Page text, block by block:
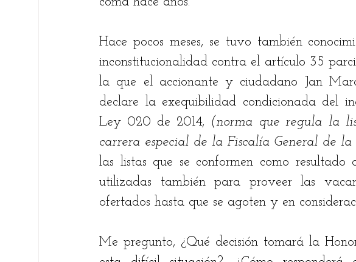
Hace pocos meses, se tuvo también
inconstitucionalidad contra el artículo 35
la que el accionante y ciudadano Jan
declare la exequibilidad condicionada del
Ley 020 de 2014, (norma que regula la
carrera especial de la Fiscalía General de
las listas que se conformen como resultado
utilizadas también para proveer las
ofertados hasta que se agoten y en
Me pregunto, ¿Qué decisión tomará la